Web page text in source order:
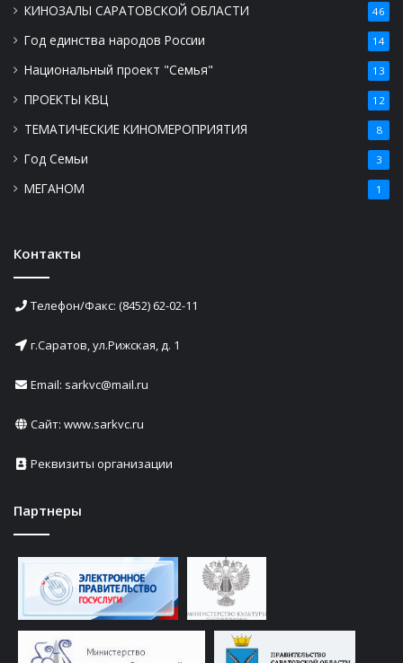
КИНОЗАЛЫ САРАТОВСКОЙ ОБЛАСТИ 46
Год единства народов России 14
Национальный проект "Семья" 13
ПРОЕКТЫ КВЦ 12
ТЕМАТИЧЕСКИЕ КИНОМЕРОПРИЯТИЯ 8
Год Семьи 3
МЕГАНОМ 1
Контакты
Телефон/Факс: (8452) 62-02-11
г.Саратов, ул.Рижская, д. 1
Email: sarkvc@mail.ru
Сайт: www.sarkvc.ru
Реквизиты организации
Партнеры